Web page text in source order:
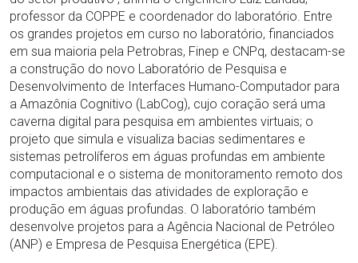
professor da COPPE e coordenador do laboratório. Entre
os grandes projetos em curso no laboratório, financiados
em sua maioria pela Petrobras, Finep e CNPq, destacam-se
a construção do novo Laboratório de Pesquisa e
Desenvolvimento de Interfaces Humano-Computador para
a Amazônia Cognitivo (LabCog), cujo coração será uma
caverna digital para pesquisa em ambientes virtuais; o
projeto que simula e visualiza bacias sedimentares e
sistemas petrolíferos em águas profundas em ambiente
computacional e o sistema de monitoramento remoto dos
impactos ambientais das atividades de exploração e
produção em águas profundas. O laboratório também
desenvolve projetos para a Agência Nacional de Petróleo
(ANP) e Empresa de Pesquisa Energética (EPE).